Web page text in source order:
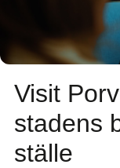
Visit
stadens
ställe